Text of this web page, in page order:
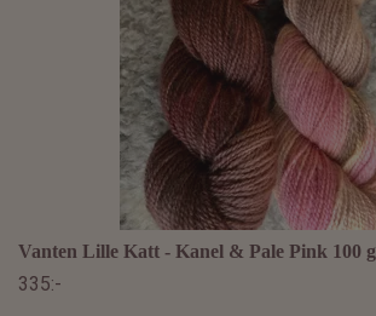
Vanten Lille Katt - Kanel & Pale Pink 100 g
335:-